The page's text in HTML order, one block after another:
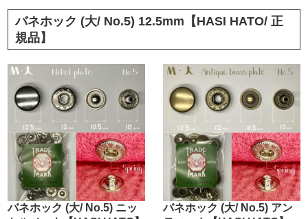
バネホック (大/ No.5) 12.5mm【HASI HATO/ 正
規品】
バネホック (大/ No.5) ニッ
バネホック (大/ No.5) アン